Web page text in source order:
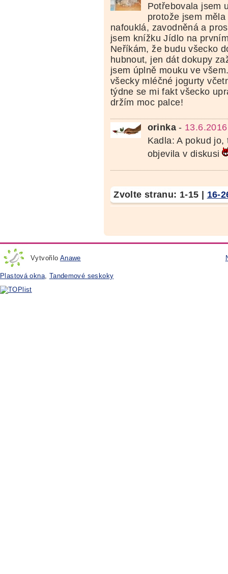
Potřebovala jsem
protože jsem
nafouklá, zavodněná a
jsem knížku Jídlo na
Neříkám, že budu všecko
hubnout, jen dát dokupy
jsem úplně mouku ve
všecky mléčné jogurty
týdne se mi fakt všecko
držím moc palce!
orinka-
Kadla: A pokud
objevila v diskusi
Zvolte stranu: 1-15 | 16-
Vytvořilo Anawe
Plastová okna Tandemové seskoky